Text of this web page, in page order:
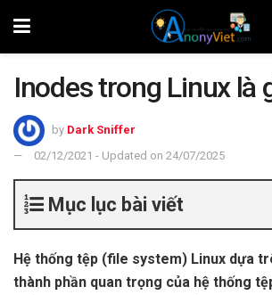
Inodes trong Linux là
by Dark Sniffer
02/12/2021 - Updated on 24/07/2025
Mục lục bài viết
Hệ thống tệp (file system) Linux dựa
thành phần quan trọng của hệ thống